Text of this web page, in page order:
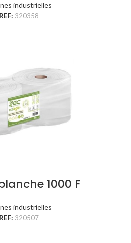
industrielles
REF: 320358
1000 F
industrielles
REF: 320507